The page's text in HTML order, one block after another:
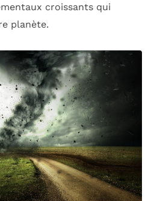
croissants qui
planète.